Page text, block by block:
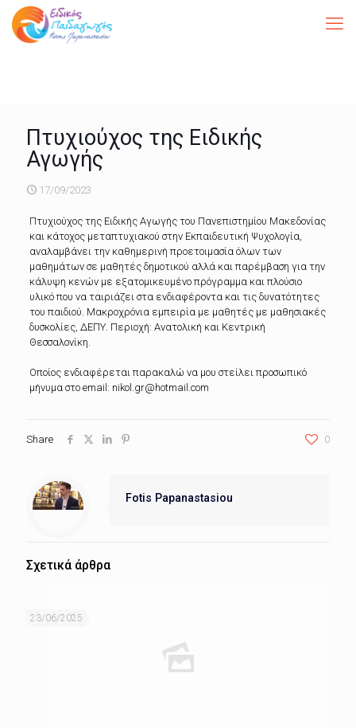
Πτυχιούχος της Ειδικής
Αγωγής
17/09/2023
Πτυχιούχος της Ειδικής Αγωγής του Πανεπιστημίου Μακεδονίας
και κάτοχος μεταπτυχιακού στην Εκπαιδευτική Ψυχολογία,
αναλαμβάνει την καθημερινή προετοιμασία όλων των
μαθημάτων σε μαθητές δημοτικού αλλά και παρέμβαση για την
κάλυψη κενών με εξατομικευμένο πρόγραμμα και πλούσιο
υλικό που να ταιριάζει στα ενδιαφέροντα και τις δυνατότητες
του παιδιού. Μακροχρόνια εμπειρία με μαθητές με μαθησιακές
δυσκολίες, ΔΕΠΥ. Περιοχή: Ανατολική και Κεντρική
Θεσσαλονίκη.
Οποίος ενδιαφέρεται παρακαλώ να μου στείλει προσωπικό
μήνυμα στο email: nikol.gr@hotmail.com
Share 0
Fotis Papanastasiou
Σχετικά άρθρα
23/06/2025